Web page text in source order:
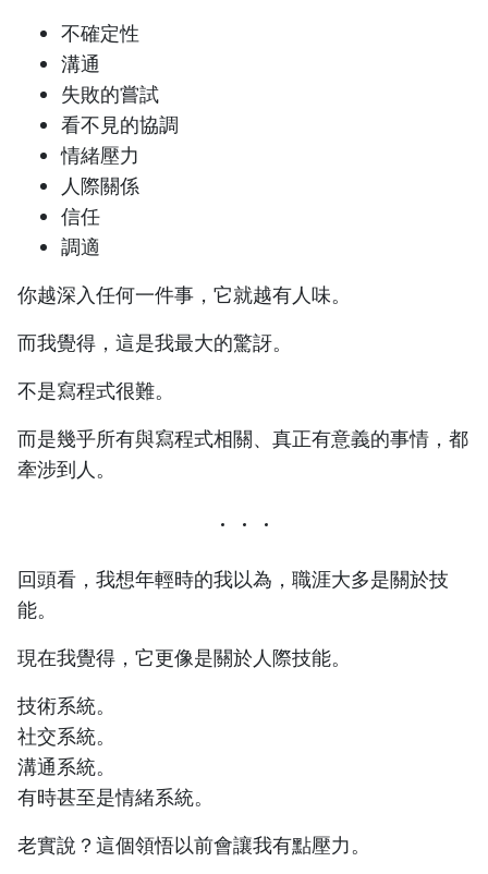
不確定性
溝通
失敗的嘗試
看不見的協調
情緒壓力
人際關係
信任
調適
你越深入任何一件事，它就越有人味。
而我覺得，這是我最大的驚訝。
不是寫程式很難。
而是幾乎所有與寫程式相關、真正有意義的事情，都
牽涉到人。
回頭看，我想年輕時的我以為，職涯大多是關於技
能。
現在我覺得，它更像是關於人際技能。
技術系統。
社交系統。
溝通系統。
有時甚至是情緒系統。
老實說？這個領悟以前會讓我有點壓力。